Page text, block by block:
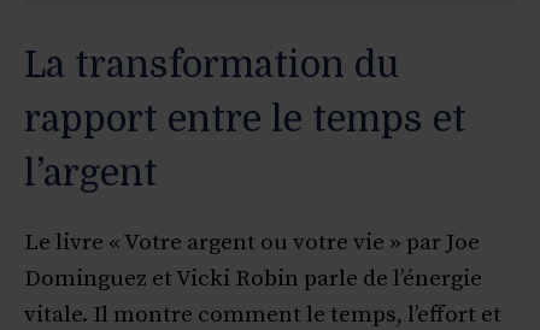
La transformation du
rapport entre le temps et
l’argent
Le livre « Votre argent ou votre vie » par Joe
Dominguez et Vicki Robin parle de l’énergie
vitale. Il montre comment le temps, l’effort et